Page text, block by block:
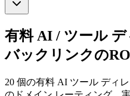
有料 AI / ツール デ
バックリンクの
20 個の有料 AI ツール ディ